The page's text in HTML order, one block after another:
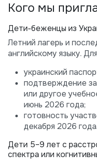
Кого мы
Дети-беженцы из
Летний лагерь и
английскому языку.
украинский
подтверждение
или другое
июнь 2026 года;
готовность
декабря 2026 года.
Дети 5–9 лет с
спектра или